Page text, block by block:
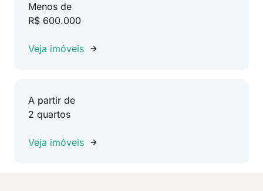
Menos de
R$ 600.000
Veja imóveis
A partir de
2 quartos
Veja imóveis